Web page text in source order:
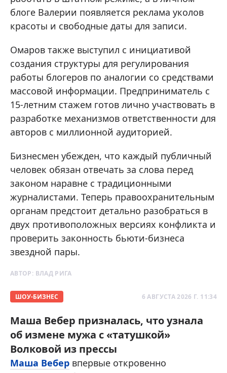
блоге Валерии появляется реклама уколов
красоты и свободные даты для записи.
Омаров также выступил с инициативой
создания структуры для регулирования
работы блогеров по аналогии со средствами
массовой информации. Предприниматель с
15-летним стажем готов лично участвовать в
разработке механизмов ответственности для
авторов с миллионной аудиторией.
Бизнесмен убежден, что каждый публичный
человек обязан отвечать за слова перед
законом наравне с традиционными
журналистами. Теперь правоохранительным
органам предстоит детально разобраться в
двух противоположных версиях конфликта и
проверить законность бьюти-бизнеса
звездной пары.
АВТОР: ВЛАД РИГА
ШОУ-БИЗНЕС 6 АВГУСТА 2026 Г. 11:34
Маша Вебер призналась, что узнала
об измене мужа с «татушкой»
Волковой из прессы
Маша Вебер впервые откровенно